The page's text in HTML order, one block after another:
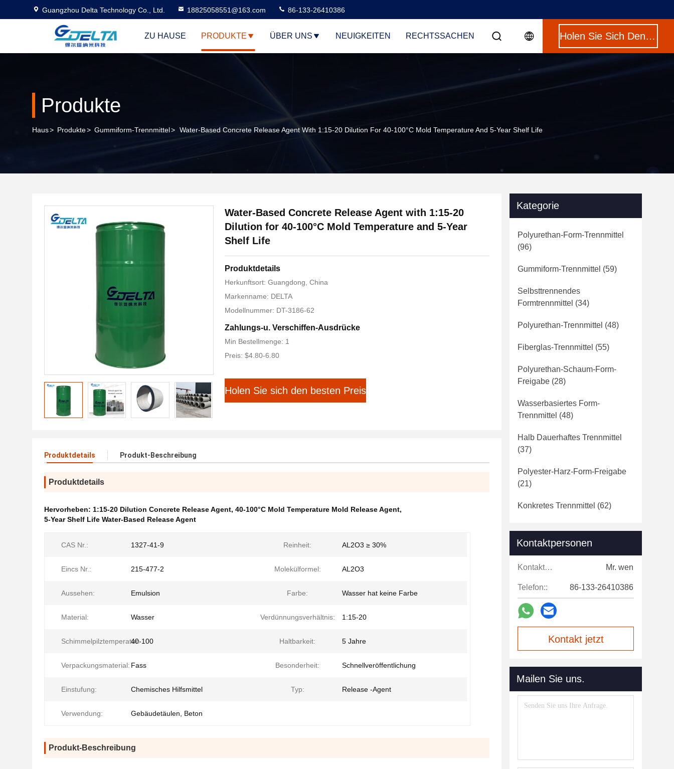
Guangzhou Delta Technology Co., Ltd. 18825058551@163.com 86-133-26410386
ZU HAUSE PRODUKTE ÜBER UNS NEUIGKEITEN RECHTSSACHEN Holen Sie Sich Den Besten Preis
Produkte
Haus> Produkte> Gummiform-Trennmittel> Water-Based Concrete Release Agent With 1:15-20 Dilution For 40-100°C Mold Temperature And 5-Year Shelf Life
Water-Based Concrete Release Agent with 1:15-20
Dilution for 40-100°C Mold Temperature and 5-Year
Shelf Life
Produktdetails
Herkunftsort: Guangdong, China
Markenname: DELTA
Modellnummer: DT-3186-62
Zahlungs-u. Verschiffen-Ausdrücke
Min Bestellmenge: 1
Preis: $4.80-6.80
Holen Sie sich den besten Preis
Produktdetails Produkt-Beschreibung
Produktdetails
Hervorheben: 1:15-20 Dilution Concrete Release Agent, 40-100°C Mold Temperature Mold Release Agent,
5-Year Shelf Life Water-Based Release Agent
CAS Nr.: 1327-41-9 Reinheit: AL2O3 ≥ 30%
Eincs Nr.: 215-477-2 Molekülformel: AL2O3
Aussehen: Emulsion Farbe: Wasser hat keine Farbe
Material: Wasser Verdünnungsverhältnis: 1:15-20
Schimmelpilztemperatur:40-100 Haltbarkeit: 5 Jahre
Verpackungsmaterial: Fass Besonderheit: Schnellveröffentlichung
Einstufung: Chemisches Hilfsmittel Typ: Release -Agent
Verwendung: Gebäudetäulen, Beton
Produkt-Beschreibung
Kategorie
Polyurethan-Form-Trennmittel
(96)
Gummiform-Trennmittel (59)
Selbsttrennendes
Formtrennmittel (34)
Polyurethan-Trennmittel (48)
Fiberglas-Trennmittel (55)
Polyurethan-Schaum-Form-
Freigabe (28)
Wasserbasiertes Form-
Trennmittel (48)
Halb Dauerhaftes Trennmittel
(37)
Polyester-Harz-Form-Freigabe
(21)
Konkretes Trennmittel (62)
Kontaktpersonen
Kontaktpersonen: Mr. wen
Telefon:: 86-133-26410386
Kontakt jetzt
Mailen Sie uns.